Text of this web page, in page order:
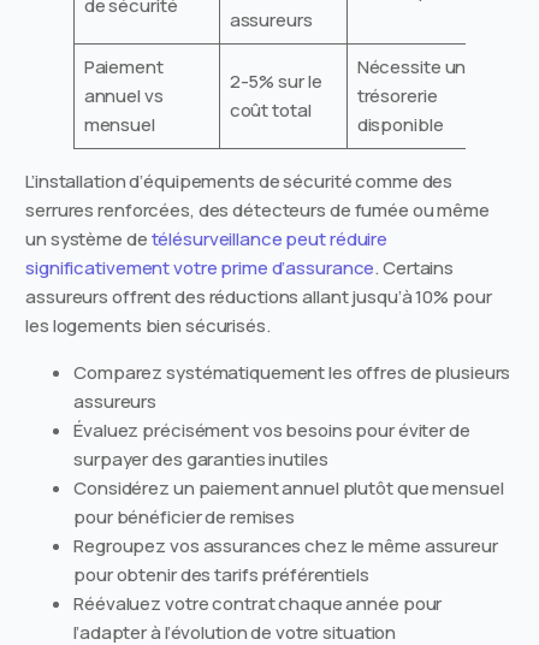
de sécurité
assureurs
Paiement
annuel vs
mensuel
2-5% sur le
coût total
Nécessite une
trésorerie
disponible
L’installation d’équipements de sécurité comme des
serrures renforcées, des détecteurs de fumée ou même
un système detélésurveillance peut réduire
significativement votre prime d’assurance. Certains
assureurs offrent des réductions allant jusqu’à 10% pour
les logements bien sécurisés.
Comparez systématiquement les offres de plusieurs
assureurs
Évaluez précisément vos besoins pour éviter de
surpayer des garanties inutiles
Considérez un paiement annuel plutôt que mensuel
pour bénéficier de remises
Regroupez vos assurances chez le même assureur
pour obtenir des tarifs préférentiels
Réévaluez votre contrat chaque année pour
l’adapter à l’évolution de votre situation